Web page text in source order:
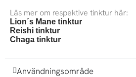
Läs mer om respektive tinktur här:
Lion´s Mane tinktur
Reishi tinktur
Chaga tinktur
Användningsområde